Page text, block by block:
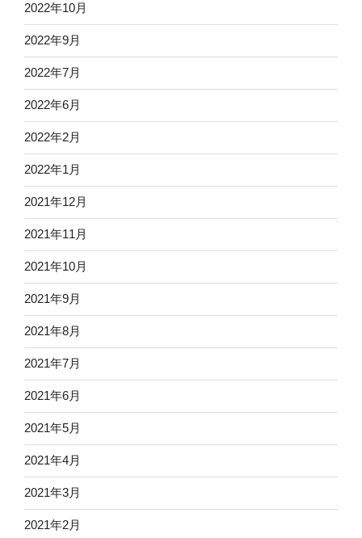
2022年10月
2022年9月
2022年7月
2022年6月
2022年2月
2022年1月
2021年12月
2021年11月
2021年10月
2021年9月
2021年8月
2021年7月
2021年6月
2021年5月
2021年4月
2021年3月
2021年2月